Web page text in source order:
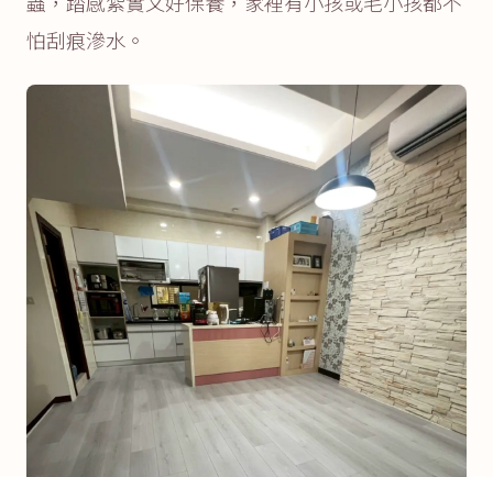
怕刮痕滲水。